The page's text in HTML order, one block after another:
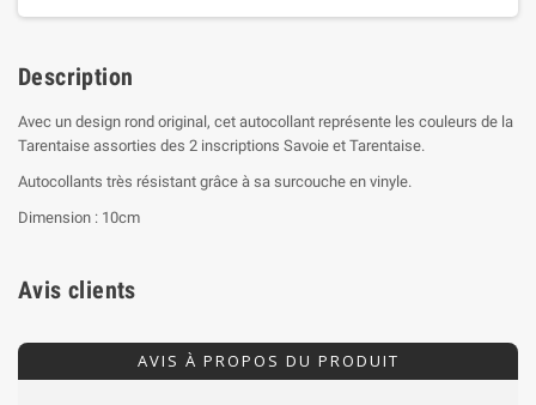
Description
Avec un design rond original, cet autocollant représente les couleurs de la
Tarentaise assorties des 2 inscriptions Savoie et Tarentaise.
Autocollants très résistant grâce à sa surcouche en vinyle.
Dimension : 10cm
Avis clients
AVIS À PROPOS DU PRODUIT